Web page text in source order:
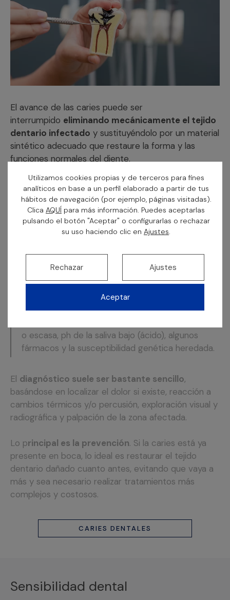
El avance de las caries puede ser
interrumpido eliminando mecánicamente el tejido
dentario infectado y sustituyéndolo por un material
sintético adecuado que restaure la forma y las
funciones normales del diente.
En dependencia de la fase en que se encuentre la
caries, variará el tratamiento a realizar
(resolviéndose en fases tempranas con una
simpleObturación , en fases más avanzadas con
Reconstruccióny en caries muy profundas con
no se detiene, el diente puede quedar totalmente
destruido siendo necesaria suextracción.
Lascausas principalesson: ingesta de alimentos
o escasa, ph de la saliva bajo (ácido), algunos
fármacos y la susceptibilidad genética heredada.
El diagnóstico suele ser bastante sencillo,
basándose en localizar el dolor si existe, reacción a
cambios térmicos y/o percusión, exploración visual y
radiográfica y palpación de la zona afectada.
Lo principal es la prevención. Si la caries está ya
presente en boca, lo ideal es restaurar el tejido
dentario dañado cuanto antes, evitando que vaya a
más y sea necesario realizar tratamientos más
complejos y costosos.
CARIES DENTALES
Sensibilidad dental
Utilizamos cookies propias y de terceros para fines
analíticos en base a un perfil elaborado a partir de tus
hábitos de navegación (por ejemplo, páginas visitadas).
Clica AQUÍ para más información. Puedes aceptarlas
pulsando el botón "Aceptar" o configurarlas o rechazar
su uso haciendo clic en Ajustes
Aceptar
Rechazar Ajustes